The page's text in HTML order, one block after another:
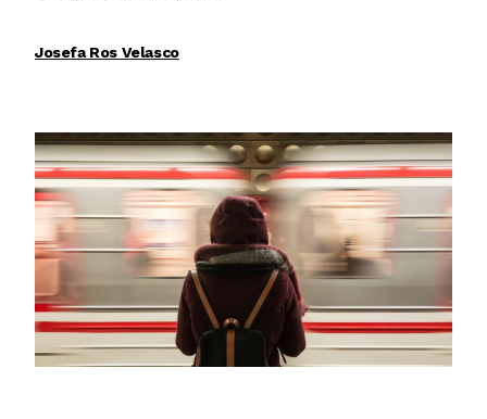
Josefa Ros Velasco